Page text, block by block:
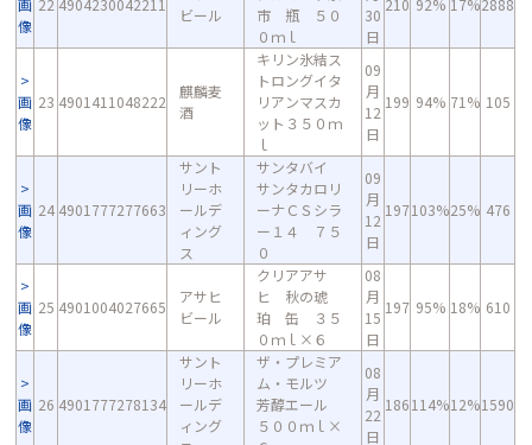
画
像
22 4904230042211
ビール
市 瓶 ５０
０ｍｌ
30
日
210 92% 17%2888
画
像
23 4901411048222
麒麟麦
酒
キリン氷結ス
トロングイタ
リアンマスカ
ット３５０ｍ
ｌ
09
月
12
日
199 94% 71% 105
画
像
24 4901777277663
サント
リーホ
ールデ
ィング
ス
サンタバイ
サンタカロリ
ーナＣＳシラ
ー１４ ７５
０
09
月
12
日
197103%25% 476
画
像
25 4901004027665
アサヒ
ビール
クリアアサ
ヒ 秋の琥
珀 缶 ３５
０ｍｌ×６
08
月
15
日
197 95% 18% 610
画
像
26 4901777278134
サント
リーホ
ールデ
ィング
ザ・プレミア
ム・モルツ
芳醇エール
５００ｍｌ×
08
月
22
日
186114%12%1590